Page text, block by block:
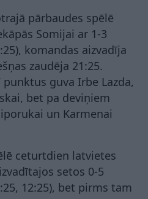
pārbaudes spēlē
Somijai ar 1-3
komandas aizvadīja
zaudēja 21:25.
guva Irbe Lazda,
bet pa deviņiem
un Karmenai
ceturtdien latvietes
setos 0-5
12:25), bet pirms tam